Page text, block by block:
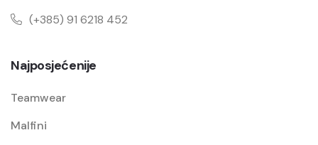
(+385) 91 6218 452
Najposjećenije
Teamwear
Malfini